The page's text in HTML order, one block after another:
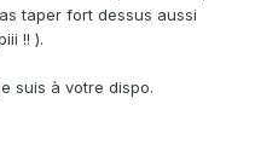
taper fort dessus aussi
!! ).
suis à votre dispo.